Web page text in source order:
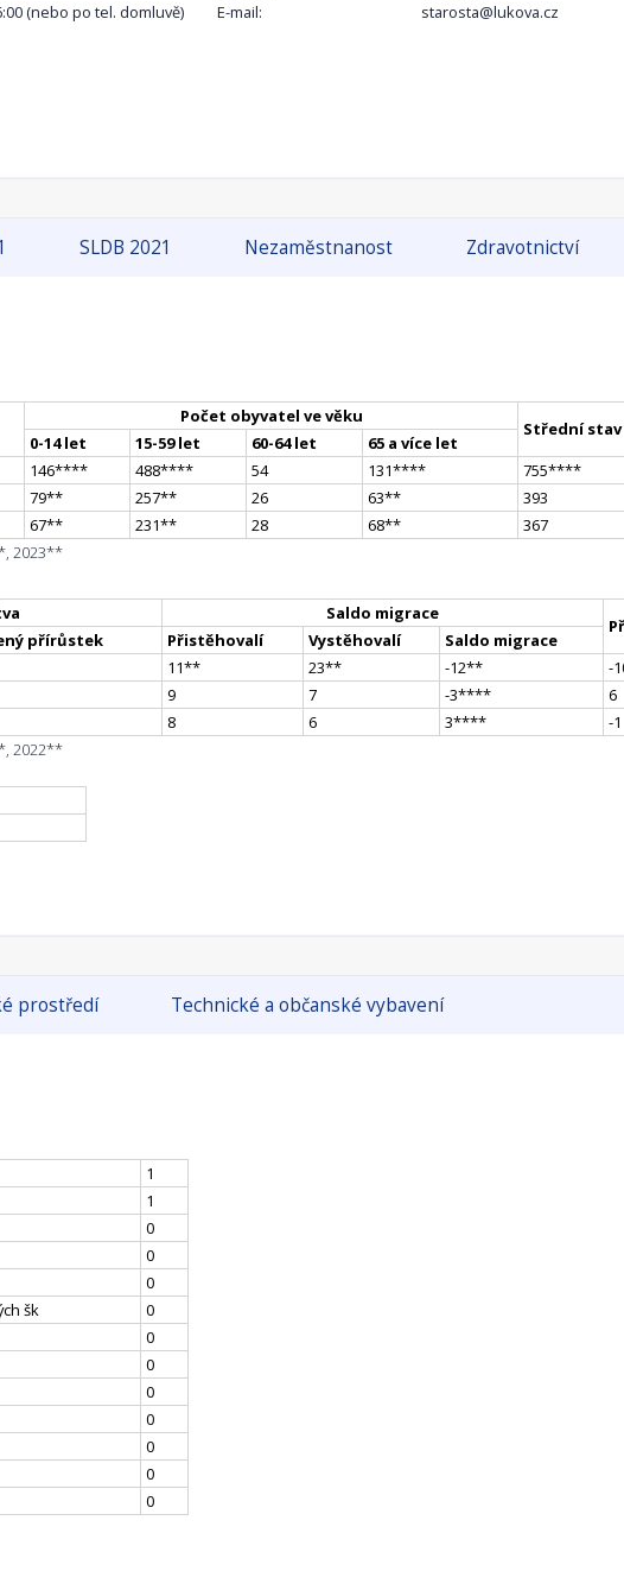
(nebo po tel. domluvě)
E-mail:
starosta@lukova.cz
SLDB 2021 Nezaměstnanost Zdravotnictví
Počet obyvatel ve věku
Střední
0-14 let 15-59 let 60-64 let
65 a více let
146**** 488**** 54 131**** 755****
79** 257** 26 63**
393
67** 231** 28 68**
367
2023**
Saldo migrace
přírůstek Přistěhovalí Vystěhovalí
Saldo migrace
11** 23** -12** -
9 7 -3****
6
8 6 3****
-1
2022**
prostředí Technické a občanské vybavení
1
1
0
0
0
šk
0
0
0
0
0
0
0
0